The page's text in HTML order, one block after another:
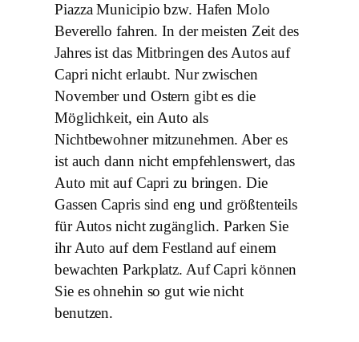
Piazza Municipio bzw. Hafen Molo
Beverello fahren. In der meisten Zeit des
Jahres ist das Mitbringen des Autos auf
Capri nicht erlaubt. Nur zwischen
November und Ostern gibt es die
Möglichkeit, ein Auto als
Nichtbewohner mitzunehmen. Aber es
ist auch dann nicht empfehlenswert, das
Auto mit auf Capri zu bringen. Die
Gassen Capris sind eng und größtenteils
für Autos nicht zugänglich. Parken Sie
ihr Auto auf dem Festland auf einem
bewachten Parkplatz. Auf Capri können
Sie es ohnehin so gut wie nicht
benutzen.